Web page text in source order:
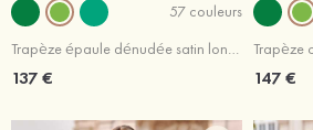
57 couleurs
Trapèze épaule dénudée satin longueur ras du sol robe de bal avec fleurs plissé poches
137 € 147 €